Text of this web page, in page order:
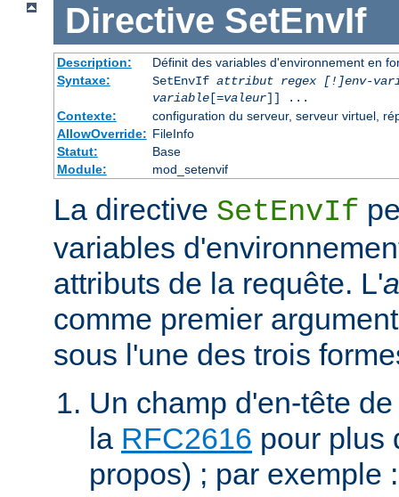
Directive SetEnvIf
Description:
Définit des variables d'environnement en
Syntaxe:
SetEnvIf attribut regex [!]env-
variable[=valeur]] ...
Contexte:
configuration du serveur, serveur virtuel,
AllowOverride: FileInfo
Statut:
Base
Module:
mod_setenvif
La directive SetEnvIf
variables
attributs de la requête. L'
comme premier
sous l'une des trois
Un champ d'en-tête
la RFC2616 pour plus
propos) ; par exemple